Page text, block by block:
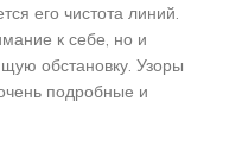
его чистота линий.
к себе, но и
обстановку. Узоры
подробные и